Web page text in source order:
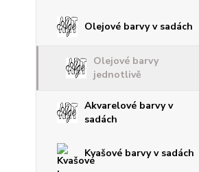
Olejové barvy v sadách
Olejové barvy
jednotlivě
Akvarelové barvy v
sadách
Kvašové barvy v sadách